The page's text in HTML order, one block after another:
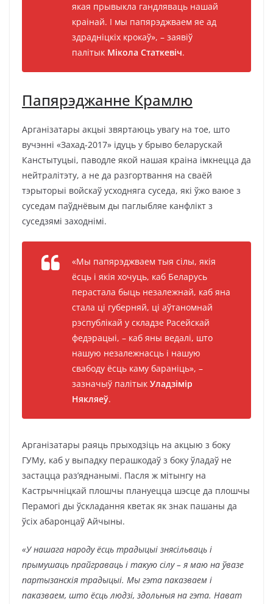
якая прывыкла гандляваць нашай
краінай. І мы папярэджваем яе ад
здрадніцкіх крокаў», – заявіў
палітык Мікола Статкевіч.
Папярэджанне Крамлю
Арганізатары акцыі звяртаюць увагу на тое, што
вучэнні «Захад-2017» ідуць у брыво беларускай
Канстытуцыі, паводле якой нашая краіна імкнецца да
нейтралітэту, а не да разгортвання на сваёй
тэрыторыі войскаў усходняга суседа, які ўжо ваюе з
суседам паўднёвым ды паглыбляе канфлікт з
суседзямі заходнімі.
«Мы папярэджваем тыя сілы, якія
ёсць і якія хочуць, каб Беларусь
перастала быць незалежнай, каб яна
стала ці губерняй, ці аўтаномнай
рэспублікай у складзе Расейскай
федэрацыі, – каб яны ведалі, што
нашую незалежнасць і нашую
свабоду ёсць каму бараніць», –
зазначыў палітык Уладзімір
Някляеў.
Арганізатары раяць прыходзіць на акцыю з боку
ГУМу, каб у выпадку перашкодаў з боку ўладаў не
застацца раз’яднанымі. Пасля ж мітынгу на
Кастрычніцкай плошчы плануецца шэсце да плошчы
Перамогі ды ўскладання кветак як знак пашаны да
ўсіх абаронцаў Айчыны.
«У нашага народу ёсць традыцыі знясільваць і
прымушаць прайграваць і такую сілу – я маю на ўвазе
партызанскія традыцыі. Мы гэта паказваем і
паказваем, што ёсць людзі, здольныя на гэта. Нават